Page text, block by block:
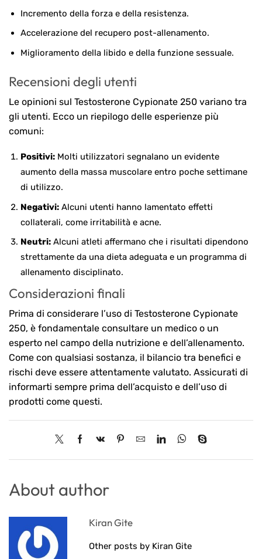
Incremento della forza e della resistenza.
Accelerazione del recupero post-allenamento.
Miglioramento della libido e della funzione sessuale.
Recensioni degli utenti
Le opinioni sul Testosterone Cypionate 250 variano tra
gli utenti. Ecco un riepilogo delle esperienze più
comuni:
Positivi: Molti utilizzatori segnalano un evidente
aumento della massa muscolare entro poche settimane
di utilizzo.
Negativi: Alcuni utenti hanno lamentato effetti
collaterali, come irritabilità e acne.
Neutri: Alcuni atleti affermano che i risultati dipendono
strettamente da una dieta adeguata e un programma di
allenamento disciplinato.
Considerazioni finali
Prima di considerare l’uso di Testosterone Cypionate
250, è fondamentale consultare un medico o un
esperto nel campo della nutrizione e dell’allenamento.
Come con qualsiasi sostanza, il bilancio tra benefici e
rischi deve essere attentamente valutato. Assicurati di
informarti sempre prima dell’acquisto e dell’uso di
prodotti come questi.
About author
Kiran Gite
Other posts by Kiran Gite